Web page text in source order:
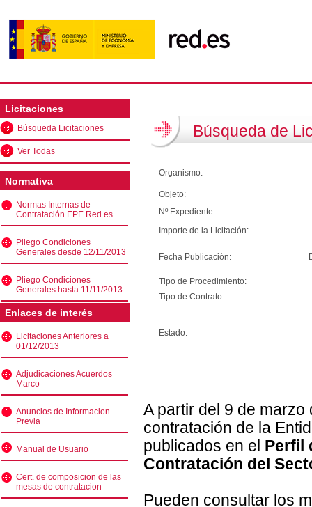
Licitaciones
Búsqueda Licitaciones
Ver Todas
Normativa
Normas Internas de
Contratación EPE Red.es
Pliego Condiciones
Generales desde 12/11/2013
Pliego Condiciones
Generales hasta 11/11/2013
Enlaces de interés
Licitaciones Anteriores a
01/12/2013
Adjudicaciones Acuerdos
Marco
Anuncios de Informacion
Previa
Manual de Usuario
Cert. de composicion de las
mesas de contratacion
Búsqueda de
Organismo:
Objeto:
Nº Expediente:
Importe de la Licitación:
Fecha Publicación:
Tipo de Procedimiento:
Tipo de Contrato:
Estado:
A partir del 9 de
contratación de la
publicados en el Perfil
Contratación del
Pueden consultar los